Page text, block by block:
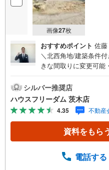
画像27枚
おすすめポイント 佐
＼北西角地/建築条件
きな間取りに変更可能
分・コノミヤ 高槻店:
歩6分≫*≪*≫*≪*≫*≪*≫
お気軽にお問合せくだ
駐車場完備、キッズス
浄機設置）がござい
以上公開中ご希望条
設置しております）
シルバー推奨店
ハウスフリーダム 茨木店
4.35 不動産
資料をもら
電話する